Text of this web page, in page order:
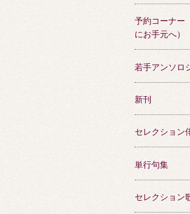
予約コーナー
にお手元へ）
若手アンソロ
新刊
セレクション
単行句集
セレクション